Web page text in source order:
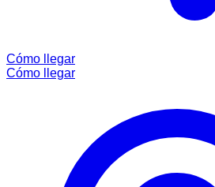
Cómo llegar
Cómo llegar